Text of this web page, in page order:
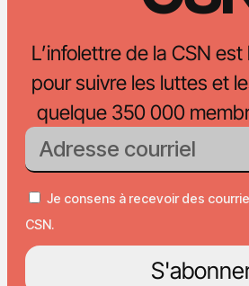
L’infolettre de la CSN
pour suivre les luttes et
quelque 350 000
Je consens à recevoir des
CSN.